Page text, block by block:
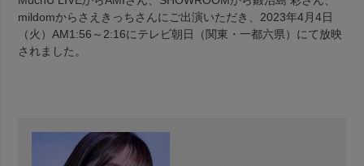
mildomからさえきっちさんにご出演いただき、2023年4月4日
（火）AM1:56～2:16にテレビ朝日（関東・一都六県）にて放映
されました。